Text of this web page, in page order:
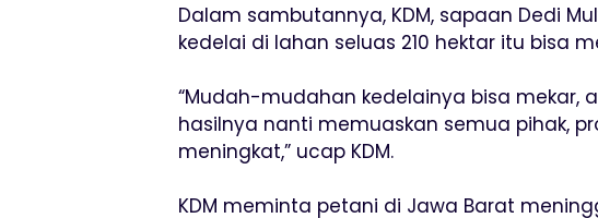
Dalam sambutannya, KDM, sapaan Dedi
kedelai di lahan seluas 210 hektar itu bisa
“Mudah-mudahan kedelainya bisa mekar,
hasilnya nanti memuaskan semua pihak,
meningkat,” ucap KDM.
KDM meminta petani di Jawa Barat